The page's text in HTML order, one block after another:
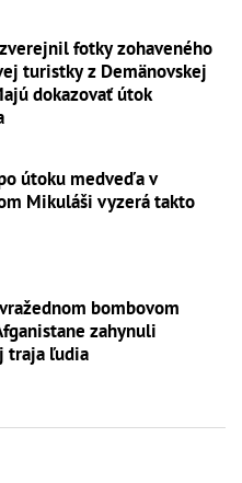
fotky zohaveného
turistky z Demänovskej
dokazovať útok
útoku medveďa v
Mikuláši vyzerá takto
bombovom
zahynuli
traja ľudia